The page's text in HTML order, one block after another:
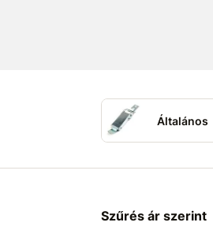
Általános
Szűrés ár szerint